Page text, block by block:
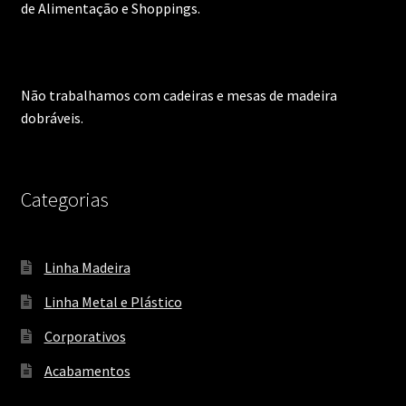
de Alimentação e Shoppings.
Não trabalhamos com cadeiras e mesas de madeira
dobráveis.
Categorias
Linha Madeira
Linha Metal e Plástico
Corporativos
Acabamentos